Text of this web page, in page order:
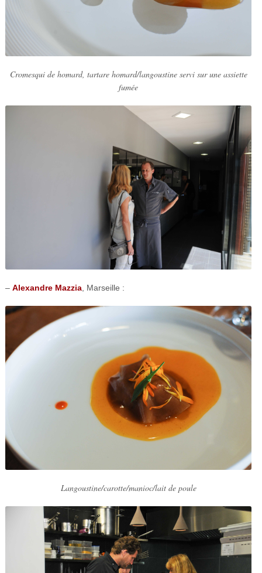
Cromesqui de homard, tartare homard/langoustine servi sur une assiette
fumée
– Alexandre Mazzia, Marseille :
Langoustine/carotte/manioc/lait de poule